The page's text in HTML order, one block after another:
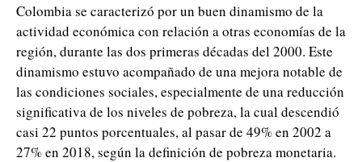
Colombia se caracterizó por un buen dinamismo de la
actividad económica con relación a otras economías de la
región, durante las dos primeras décadas del 2000. Este
dinamismo estuvo acompañado de una mejora notable de
las condiciones sociales, especialmente de una reducción
significativa de los niveles de pobreza, la cual descendió
casi 22 puntos porcentuales, al pasar de 49% en 2002 a
27% en 2018, según la definición de pobreza monetaria.